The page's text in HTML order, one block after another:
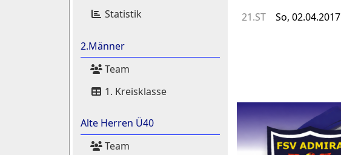
Statistik
2.Männer
Team
1. Kreisklasse
Alte Herren Ü40
Team
21.ST So, 02.04.2017